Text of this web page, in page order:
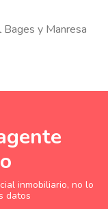
y Manresa
inmobiliario, no lo
datos